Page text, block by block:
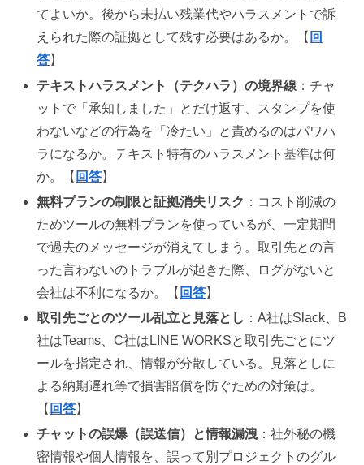
てよいか。後から未払い残業代やハラスメントで訴
えられた際の証拠として残す必要はあるか。【 回
答】
テキストハラスメント（テクハラ）の境界線 ：チャ
ットで「承知しました」とだけ返す、スタンプを使
わないなどの行為を「冷たい」と責めるのはパワハ
ラになるか。テキスト特有のハラスメント基準は何
か。【 回答】
無料プランの制限と証拠消失リスク ：コスト削減の
ためツールの無料プランを使っているが、一定期間
で過去のメッセージが消えてしまう。取引先との言
った言わないのトラブルが起きた際、ログがないと
会社は不利になるか。【 回答】
取引先ごとのツール乱立と見落とし ：A社はSlack、B
社はTeams、C社はLINE WORKSと取引先ごとにツ
ールを指定され、情報が分散している。見落としに
よる納期遅れ等で損害賠償を防ぐための対策は。
【 回答】
チャットの誤爆（誤送信）と情報漏洩 ：社外秘の機
密情報や個人情報を、誤って別プロジェクトのグル